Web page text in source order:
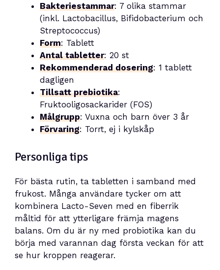
Bakteriestammar: 7 olika stammar
(inkl. Lactobacillus, Bifidobacterium och
Streptococcus)
Form: Tablett
Antal tabletter: 20 st
Rekommenderad dosering: 1 tablett
dagligen
Tillsatt prebiotika:
Fruktooligosackarider (FOS)
Målgrupp: Vuxna och barn över 3 år
Förvaring: Torrt, ej i kylskåp
Personliga tips
För bästa rutin, ta tabletten i samband med
frukost. Många användare tycker om att
kombinera Lacto-Seven med en fiberrik
måltid för att ytterligare främja magens
balans. Om du är ny med probiotika kan du
börja med varannan dag första veckan för att
se hur kroppen reagerar.